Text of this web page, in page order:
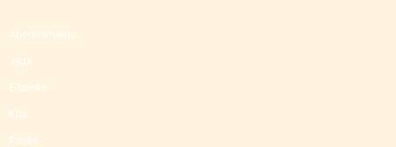
Abonnements
Jeux
E-books
Kits
Packs